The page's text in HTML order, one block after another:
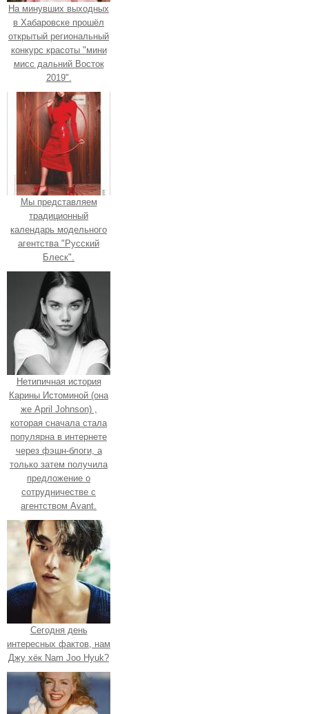
На минувших выходных
в Хабаровске прошёл
открытый региональный
конкурс красоты "мини
мисс дальний Восток
2019".
Мы представляем
традиционный
календарь модельного
агентства "Русский
Блеск".
Нетипичная история
Карины Истоминой (она
же April Johnson) ,
которая сначала стала
популярна в интернете
через фэшн-блоги, а
только затем получила
предложение о
сотрудничестве с
агентством Avant.
Сегодня день
интересных фактов, нам
Джу хёк Nam Joo Hyuk?